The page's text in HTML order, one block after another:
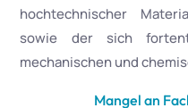
hochtechnischer
sowie der sich
mechanischen und
Mangel an